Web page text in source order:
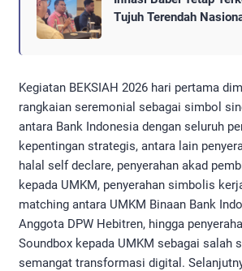
Tujuh Terendah
Kegiatan BEKSIAH 2026 hari pertama
rangkaian seremonial sebagai simbol
antara Bank Indonesia dengan seluruh
kepentingan strategis, antara lain
halal self declare, penyerahan akad
kepada UMKM, penyerahan simbolis
matching antara UMKM Binaan Bank
Anggota DPW Hebitren, hingga
Soundbox kepada UMKM sebagai salah
semangat transformasi digital.